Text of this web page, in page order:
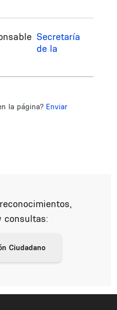
Secretaría
de la
la página? Enviar
consultas: